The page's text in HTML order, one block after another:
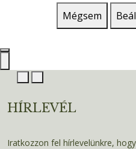
Mégsem
HÍRLEVÉL
Iratkozzon fel hírlevelünkre,